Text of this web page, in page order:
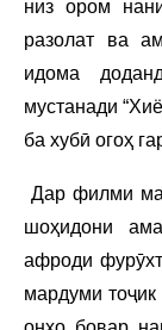
низ ором
разолат ва
идома
мустанади
ба хубӣ огоҳ
Дар филми
шоҳидони
афроди
мардуми